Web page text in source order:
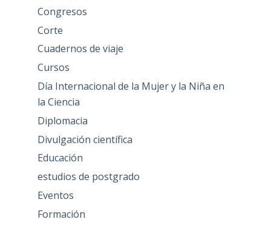
Congresos
Corte
Cuadernos de viaje
Cursos
Día Internacional de la Mujer y la Niña en
la Ciencia
Diplomacia
Divulgación científica
Educación
estudios de postgrado
Eventos
Formación